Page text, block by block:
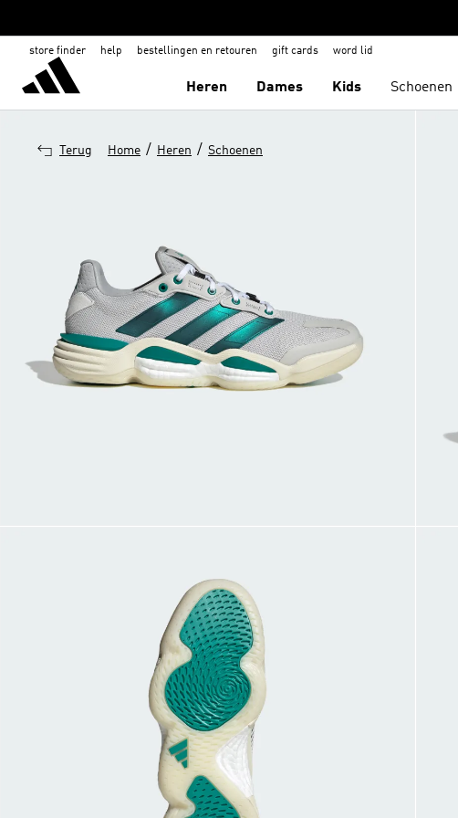
store finder help bestellingen en retouren gift cards word lid
Heren Dames Kids Schoenen
Terug Home / Heren / Schoenen